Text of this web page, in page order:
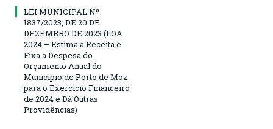
LEI MUNICIPAL Nº
1837/2023, DE 20 DE
DEZEMBRO DE 2023 (LOA
2024 – Estima a Receita e
Fixa a Despesa do
Orçamento Anual do
Município de Porto de Moz
para o Exercício Financeiro
de 2024 e Dá Outras
Providências)